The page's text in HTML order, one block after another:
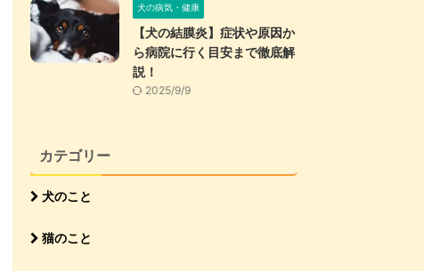
犬の病気・健康
【犬の結膜炎】症状や原因か
ら病院に行く目安まで徹底解
説！
2025/9/9
カテゴリー
犬のこと
猫のこと